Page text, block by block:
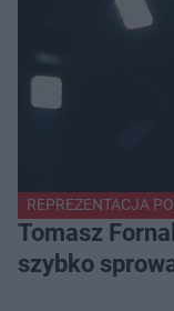
REPREZENTACJA
Tomasz
szybko